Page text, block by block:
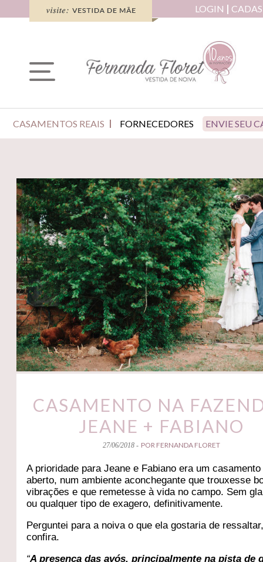
LOGIN
CASAMENTOS REAIS FORNECEDORES ENVIE SEU
CASAMENTO NA
JEANE + FABIANO
27/06/2018 - POR FERNANDA FLORET
A prioridade para Jeane e Fabiano era um
aberto, num ambiente aconchegante que trouxesse
vibrações e que remetesse à vida no campo. Sem
ou qualquer tipo de exagero, definitivamente.
Perguntei para a noiva o que ela gostaria de
confira.
“A presença das avós, principalmente na pista de